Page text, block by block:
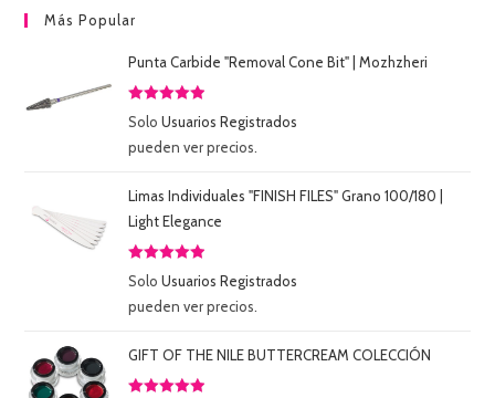
Más Popular
Punta Carbide "Removal Cone Bit" | Mozhzheri
Valorado
5
SoloUsuarios Registrados
pueden ver precios.
Limas Individuales "FINISH FILES" Grano 100/180 |
Light Elegance
Valorado
5
SoloUsuarios Registrados
pueden ver precios.
GIFT OF THE NILE BUTTERCREAM COLECCIÓN